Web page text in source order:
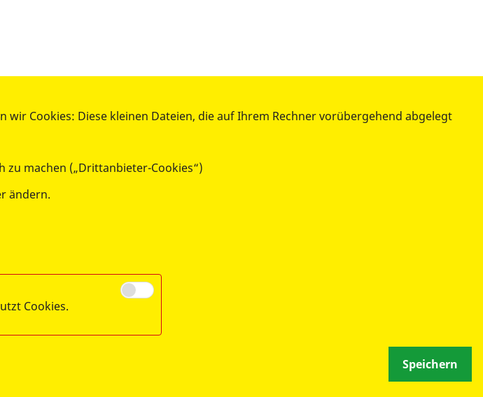
ASB Deutschland e. V. c/o
Sülzburgstraße 140
50937 Köln
Cookies: Diese kleinen Dateien, die auf Ihrem Rechner vorübergehend abgelegt
machen („Drittanbieter-Cookies“)
ändern.
Cookies.
Speichern